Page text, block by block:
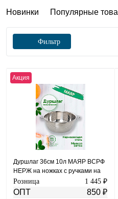
Новинки Популярные
Фильтр
Акция
Дуршлаг 36см 10л МАЯР ВСРФ
НЕРЖ на ножках с ручками на
клепках без спаек в-15,5смYK-
10(50)
Розница 1 445 ₽
ОПТ 850 ₽